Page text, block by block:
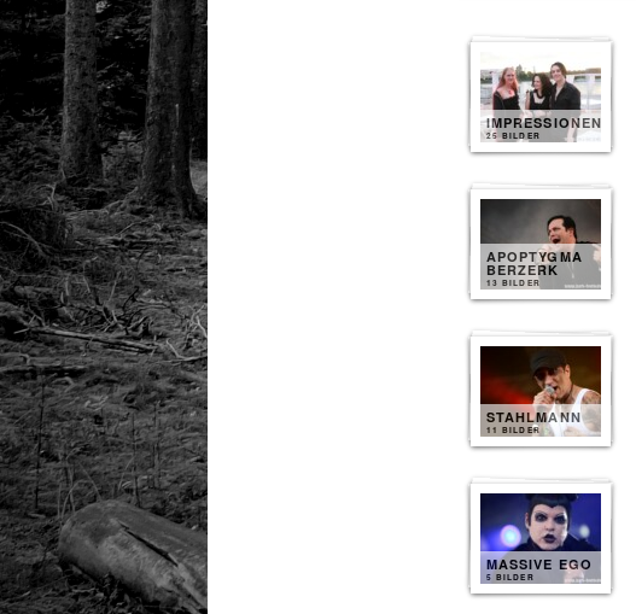
IMPRESSIONEN
25 BILDER
APOPTYGMA
BERZERK
13 BILDER
STAHLMANN
11 BILDER
MASSIVE EGO
5 BILDER